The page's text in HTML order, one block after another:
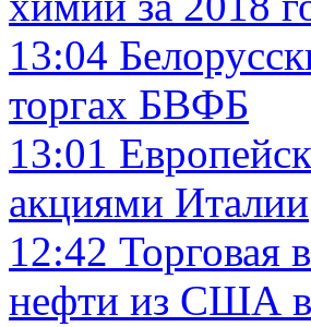
13:04
торгах БВФБ
13:01
акциями Италии
12:42 Торговая
нефти из США